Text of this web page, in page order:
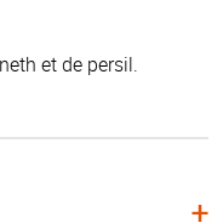
et de persil.